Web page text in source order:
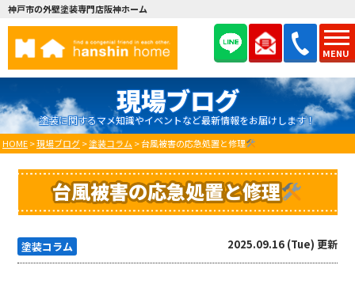
MENU
神戸市の外壁塗装専門店阪神ホーム
現場ブログ
塗装に関するマメ知識やイベントなど最新情報をお届けします！
HOME>現場ブログ>塗装コラム >台風被害の応急処置と修理
台風被害の応急処置と修理
塗装コラム 2025.09.16 (Tue) 更新